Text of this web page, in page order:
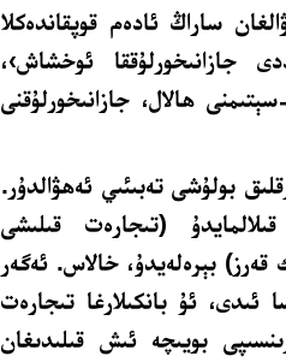
ساراڭ ئادەم قوپقاندەكلا
جازانىخورلۇققا ئوخشاش›،
ھالال، جازانىخورلۇقنى
بولۇشى تەبىئىي ئەھۋالدۇر.
(تىجارەت قىلىشى
بېرەلەيدۇ، خالاس. ئەگەر
ئىدى، ئۇ بانكىلارغا تىجارەت
بويىچە ئىش قىلىدىغان